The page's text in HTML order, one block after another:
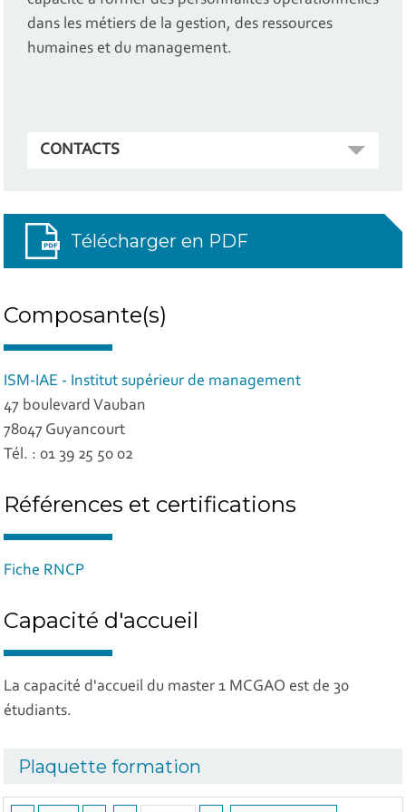
dans les métiers de la gestion, des ressources
humaines et du management.
CONTACTS
Télécharger en PDF
Composante(s)
ISM-IAE - Institut supérieur de management
47 boulevard Vauban
78047 Guyancourt
Tél. : 01 39 25 50 02
Références et certifications
Fiche RNCP
Capacité d'accueil
La capacité d'accueil du master 1 MCGAO est de 30
étudiants.
Plaquette formation